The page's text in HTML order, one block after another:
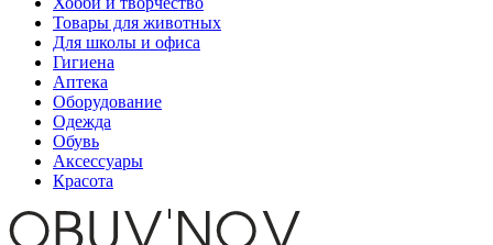
Товары для животных
Для школы и офиса
Гигиена
Аптека
Оборудование
Одежда
Обувь
Аксессуары
Красота